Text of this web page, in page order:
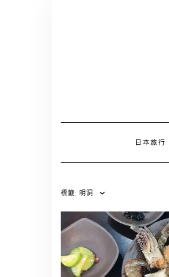
日本旅行
標籤: 明洞